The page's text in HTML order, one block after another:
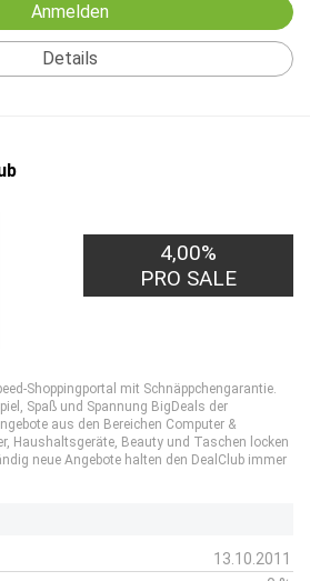
Anmelden
Details
4,00%
PRO SALE
Shoppingportal mit Schnäppchengarantie.
Spaß und Spannung BigDeals der
aus den Bereichen Computer &
Haushaltsgeräte, Beauty und Taschen locken
neue Angebote halten den DealClub immer
13.10.2011